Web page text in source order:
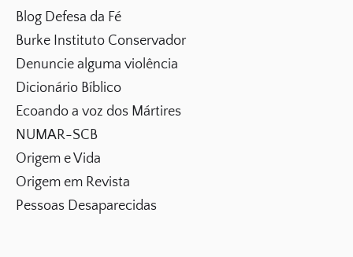
Blog Defesa da Fé
Burke Instituto Conservador
Denuncie alguma violência
Dicionário Bíblico
Ecoando a voz dos Mártires
NUMAR-SCB
Origem e Vida
Origem em Revista
Pessoas Desaparecidas